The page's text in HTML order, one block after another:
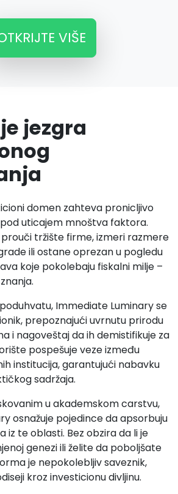
VIŠE
jezgra
domen zahteva pronicljivo
uticajem mnoštva faktora.
tržište firme, izmeri razmere
ili ostane oprezan u pogledu
koje pokolebaju fiskalni milje –
Immediate Luminary se
prepoznajući uvrnutu prirodu
i nagoveštaj da ih demistifikuje za
pospešuje veze između
institucija, garantujući nabavku
sadržaja.
u akademskom carstvu,
osnažuje pojedince da apsorbuju
iz te oblasti. Bez obzira da li je
genezi ili želite da poboljšate
je nepokolebljiv saveznik,
kroz investicionu divljinu.